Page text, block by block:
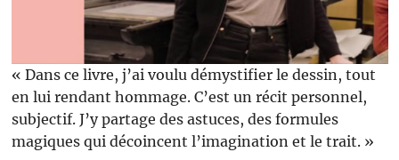
« Dans ce livre, j’ai voulu démystifier le dessin, tout
en lui rendant hommage. C’est un récit personnel,
subjectif. J’y partage des astuces, des formules
magiques qui décoincent l’imagination et le trait. »